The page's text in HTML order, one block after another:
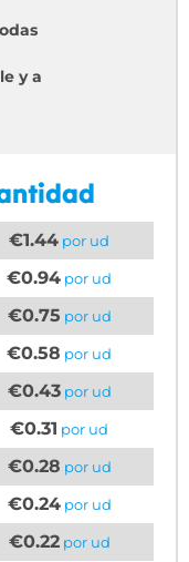
y a
€1.44 por ud
€0.94 por ud
€0.75 por ud
€0.58 por ud
€0.43por ud
€0.31 por ud
€0.28 por ud
€0.24por ud
€0.22por ud